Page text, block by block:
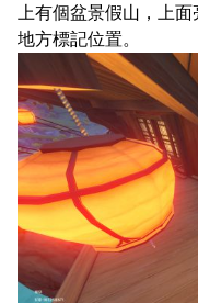
上有個盆景假山，上
地方標記位置。